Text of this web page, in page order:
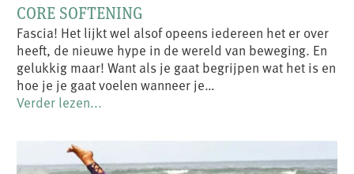
CORE SOFTENING
Fascia! Het lijkt wel alsof opeens iedereen het er over
heeft, de nieuwe hype in de wereld van beweging. En
gelukkig maar! Want als je gaat begrijpen wat het is en
hoe je je gaat voelen wanneer je…
Verder lezen...